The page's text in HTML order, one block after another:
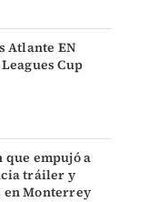
Atlante EN
Cup
que empujó a
tráiler y
en Monterrey